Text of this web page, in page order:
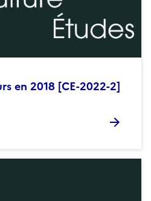
en 2018 [CE-2022-2]